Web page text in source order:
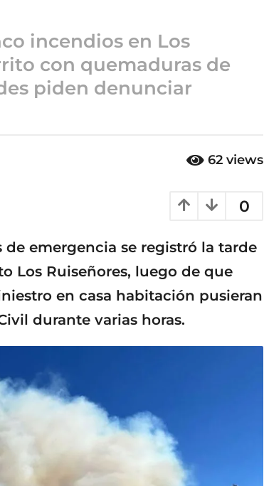
incendios en Los
con quemaduras de
piden denunciar
62 views
0
emergencia se registró la tarde
Los Ruiseñores, luego de que
en casa habitación pusieran
durante varias horas.